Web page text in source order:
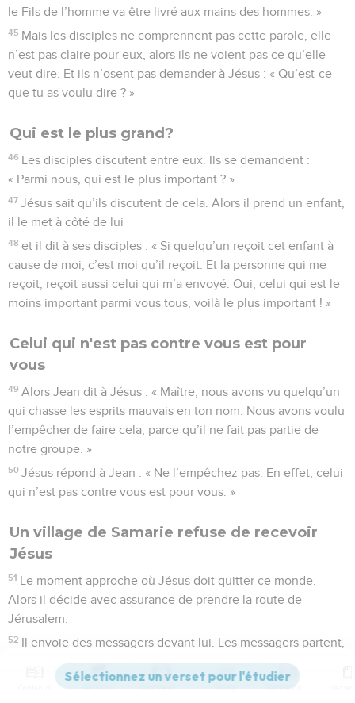
le Fils de l’homme va être livré aux mains des hommes. »
45 Mais les disciples ne comprennent pas cette parole, elle
n’est pas claire pour eux, alors ils ne voient pas ce qu’elle
veut dire. Et ils n’osent pas demander à Jésus : « Qu’est-ce
que tu as voulu dire ? »
Qui est le plus grand?
46 Les disciples discutent entre eux. Ils se demandent :
« Parmi nous, qui est le plus important ? »
47 Jésus sait qu’ils discutent de cela. Alors il prend un enfant,
il le met à côté de lui
48 et il dit à ses disciples : « Si quelqu’un reçoit cet enfant à
cause de moi, c’est moi qu’il reçoit. Et la personne qui me
reçoit, reçoit aussi celui qui m’a envoyé. Oui, celui qui est le
moins important parmi vous tous, voilà le plus important ! »
Celui qui n'est pas contre vous est pour
vous
49 Alors Jean dit à Jésus : « Maître, nous avons vu quelqu’un
qui chasse les esprits mauvais en ton nom. Nous avons voulu
l’empêcher de faire cela, parce qu’il ne fait pas partie de
notre groupe. »
50 Jésus répond à Jean : « Ne l’empêchez pas. En effet, celui
qui n’est pas contre vous est pour vous. »
Un village de Samarie refuse de recevoir
Jésus
51 Le moment approche où Jésus doit quitter ce monde.
Alors il décide avec assurance de prendre la route de
Jérusalem.
52 Il envoie des messagers devant lui. Les messagers partent,
et ils entrent dans un village de Samarie pour préparer la
venue de Jésus.
Versions Commentaires Strong